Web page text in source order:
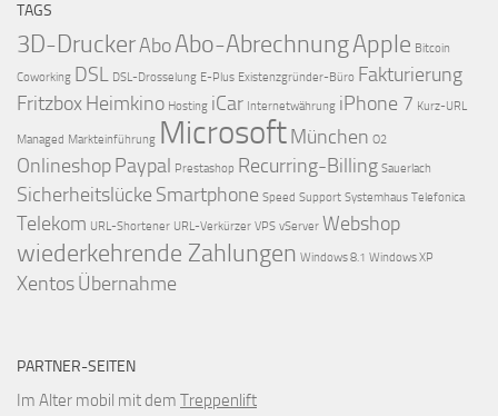
TAGS
3D-DruckerAboAbo-AbrechnungApple Bitcoin
Coworking DSL DSL-Drosselung E-Plus Existenzgründer-Büro Fakturierung
FritzboxHeimkino Hosting iCar Internetwährung iPhone 7 Kurz-URL
Managed Markteinführung MicrosoftMünchen O2
OnlineshopPaypal Prestashop Recurring-Billing Sauerlach
Sicherheitslücke Smartphone Speed Support Systemhaus Telefonica
Telekom URL-Shortener URL-Verkürzer VPS vServer Webshop
wiederkehrende Zahlungen Windows 8.1 Windows XP
XentosÜbernahme
PARTNER-SEITEN
Im Alter mobil mit dem Treppenlift